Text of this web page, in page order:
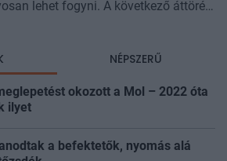
lehet fogyni. A következő áttörés
NÉPSZERŰ
okozott a Mol – 2022 óta
ilyet
a befektetők, nyomás alá